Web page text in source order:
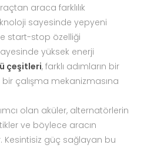
araca farklılık
sayesinde yepyeni
start-stop özelliği
yüksek enerji
çeşitleri, farklı adımların bir
çalışma mekanizmasına
olan aküler, alternatörlerin
ve böylece aracın
Kesintisiz güç sağlayan bu